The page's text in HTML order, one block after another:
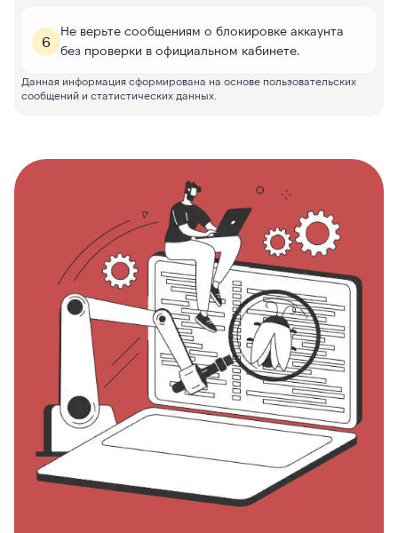
6
Не верьте сообщениям о блокировке аккаунта
без проверки в официальном кабинете.
Данная информация сформирована на основе пользовательских
сообщений и статистических данных.